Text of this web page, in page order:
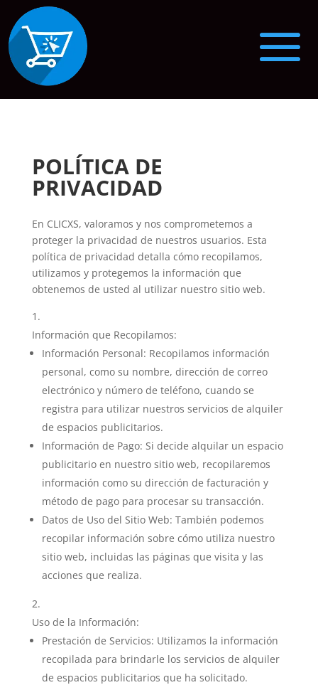
POLÍTICA DE
PRIVACIDAD
En CLICXS, valoramos y nos comprometemos a
proteger la privacidad de nuestros usuarios. Esta
política de privacidad detalla cómo recopilamos,
utilizamos y protegemos la información que
obtenemos de usted al utilizar nuestro sitio web.
Información que Recopilamos:
Información Personal: Recopilamos información
personal, como su nombre, dirección de correo
electrónico y número de teléfono, cuando se
registra para utilizar nuestros servicios de alquiler
de espacios publicitarios.
Información de Pago: Si decide alquilar un espacio
publicitario en nuestro sitio web, recopilaremos
información como su dirección de facturación y
método de pago para procesar su transacción.
Datos de Uso del Sitio Web: También podemos
recopilar información sobre cómo utiliza nuestro
sitio web, incluidas las páginas que visita y las
acciones que realiza.
Uso de la Información:
Prestación de Servicios: Utilizamos la información
recopilada para brindarle los servicios de alquiler
de espacios publicitarios que ha solicitado.